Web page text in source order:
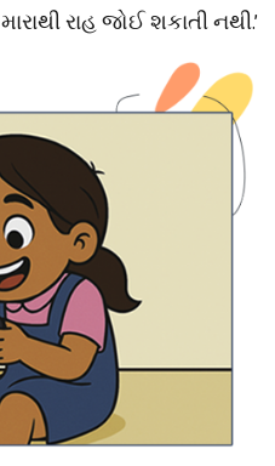
મારાથી રાહ જોઈ શકાતી નથી.’